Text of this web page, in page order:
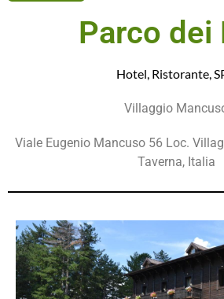
Parco dei
Hotel Ristorante
Villaggio
Viale Eugenio Mancuso 56 Loc.
Taverna, Italia